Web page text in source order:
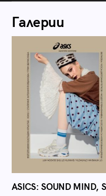
Галерии
ASICS: SOUND MIND,